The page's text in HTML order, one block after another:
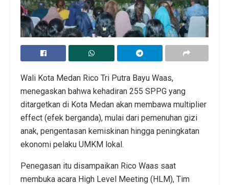
Wali Kota Medan Rico Tri Putra Bayu Waas,
menegaskan bahwa kehadiran 255 SPPG yang
ditargetkan di Kota Medan akan membawa multiplier
effect (efek berganda), mulai dari pemenuhan gizi
anak, pengentasan kemiskinan hingga peningkatan
ekonomi pelaku UMKM lokal.
Penegasan itu disampaikan Rico Waas saat
membuka acara High Level Meeting (HLM), Tim